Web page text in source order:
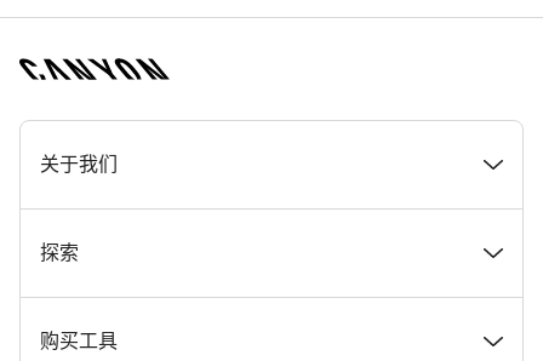
[footer.linksList.title]
关于我们
奖项
在 Canyon 工作
探索
新闻和故事
购买工具